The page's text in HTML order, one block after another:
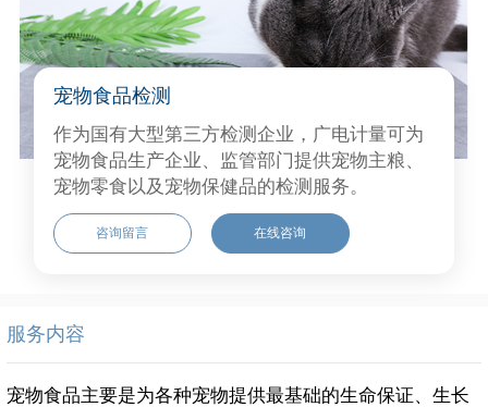
宠物食品检测
作为国有大型第三方检测企业，广电计量可为
宠物食品生产企业、监管部门提供宠物主粮、
宠物零食以及宠物保健品的检测服务。
咨询留言 在线咨询
服务内容
宠物食品主要是为各种宠物提供最基础的生命保证、生长